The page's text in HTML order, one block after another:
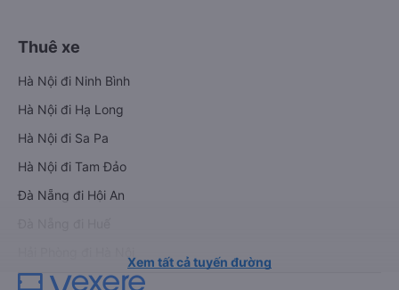
Thuê xe
Hà Nội đi Ninh Bình
Hà Nội đi Hạ Long
Hà Nội đi Sa Pa
Hà Nội đi Tam Đảo
Đà Nẵng đi Hội An
Xem tất cả tuyến đường